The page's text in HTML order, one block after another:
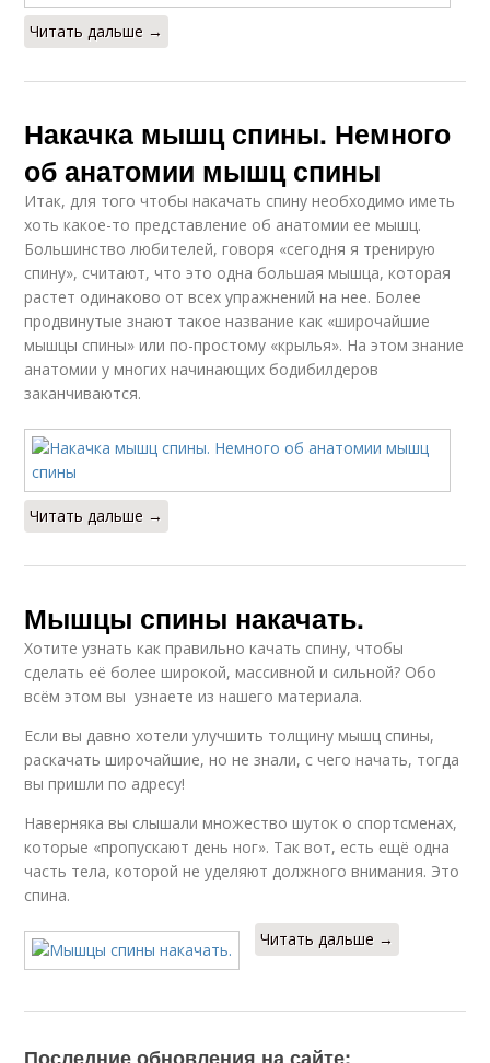
Читать дальше →
Накачка мышц спины. Немного
об анатомии мышц спины
Итак, для того чтобы накачать спину необходимо иметь
хоть какое-то представление об анатомии ее мышц.
Большинство любителей, говоря «сегодня я тренирую
спину», считают, что это одна большая мышца, которая
растет одинаково от всех упражнений на нее. Более
продвинутые знают такое название как «широчайшие
мышцы спины» или по-простому «крылья». На этом знание
анатомии у многих начинающих бодибилдеров
заканчиваются.
Читать дальше →
Мышцы спины накачать.
Хотите узнать как правильно качать спину, чтобы
сделать её более широкой, массивной и сильной? Обо
всём этом вы узнаете из нашего материала.
Если вы давно хотели улучшить толщину мышц спины,
раскачать широчайшие, но не знали, с чего начать, тогда
вы пришли по адресу!
Наверняка вы слышали множество шуток о спортсменах,
которые «пропускают день ног». Так вот, есть ещё одна
часть тела, которой не уделяют должного внимания. Это
спина.
Читать дальше →
Последние обновления на сайте: